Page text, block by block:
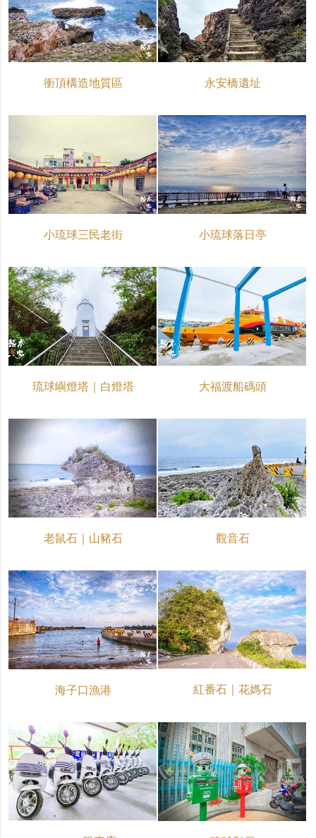
衝頂構造地質區 永安橋遺址
小琉球三民老街 小琉球落日亭
琉球嶼燈塔｜白燈塔 大福渡船碼頭
老鼠石｜山豬石 觀音石
海子口漁港 紅番石｜花媽石